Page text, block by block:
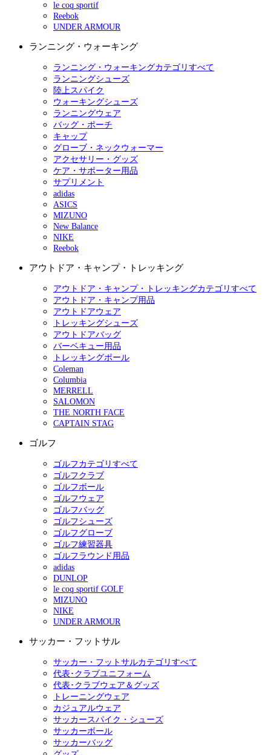
le coq sportif
Reebok
UNDER ARMOUR
ランニング・ウォーキング
ランニング・ウォーキングカテゴリすべて
ランニングシューズ
陸上スパイク
ウォーキングシューズ
ランニングウェア
バッグ・ポーチ
キャップ
グローブ・ネックウォーマー
アクセサリー・グッズ
ケア・サポーター用品
サプリメント
adidas
ASICS
MIZUNO
New Balance
NIKE
Reebok
アウトドア・キャンプ・トレッキング
アウトドア・キャンプ・トレッキングカテゴリすべて
アウトドア・キャンプ用品
アウトドアウェア
トレッキングシューズ
アウトドアバッグ
バーベキュー用品
トレッキングポール
Coleman
Columbia
MERRELL
SALOMON
THE NORTH FACE
CAPTAIN STAG
ゴルフ
ゴルフカテゴリすべて
ゴルフクラブ
ゴルフボール
ゴルフウェア
ゴルフバッグ
ゴルフシューズ
ゴルフグローブ
ゴルフ練習器具
ゴルフラウンド用品
adidas
DUNLOP
le coq sportif GOLF
MIZUNO
NIKE
UNDER ARMOUR
サッカー・フットサル
サッカー・フットサルカテゴリすべて
代表･クラブユニフォーム
代表･クラブウェア＆グッズ
トレーニングウェア
カジュアルウェア
サッカースパイク・シューズ
サッカーボール
サッカーバッグ